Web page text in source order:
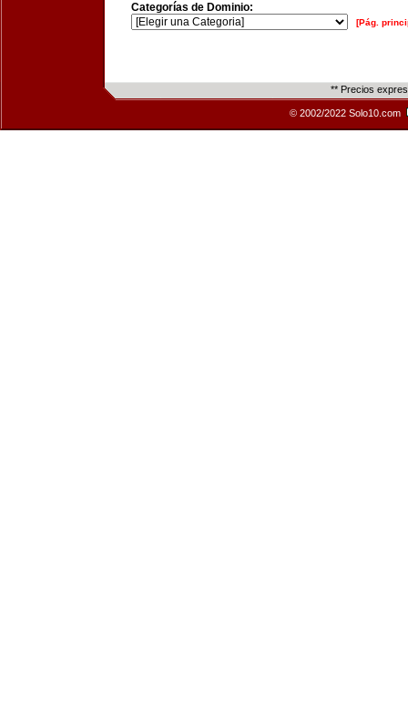
Categorías de Dominio:
[Pág.
** Precios
© 2002/2022 Solo10.com